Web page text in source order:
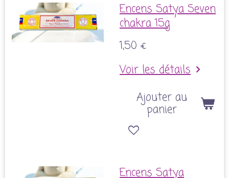
Encens Satya Seven
chakra 15g
1,50 €
Voir les détails
Ajouter au
panier
Encens Satya